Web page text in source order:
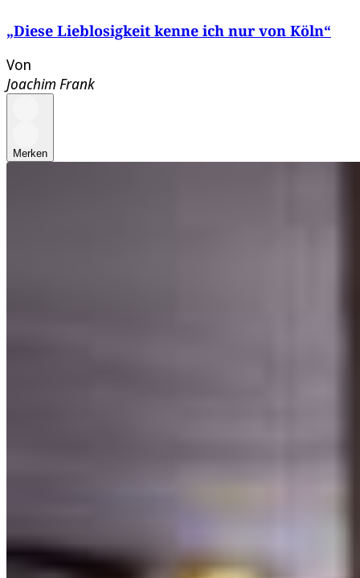
„Diese Lieblosigkeit kenne ich nur von Köln“
Von
Joachim Frank
Merken